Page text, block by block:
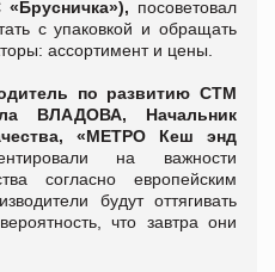
посоветовал
с упаковкой и обращать
ассортимент и цены.
по развитию СТМ
ВЛАДОВА, Начальник
«МЕТРО Кеш энд
на важности
согласно европейским
будут оттягивать
что завтра они